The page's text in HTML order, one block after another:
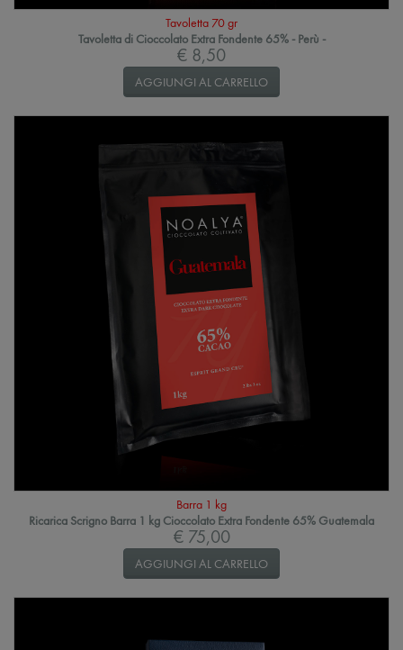
Tavoletta 70 gr
Tavoletta di Cioccolato Extra Fondente 65% - Perù -
€ 8,50
AGGIUNGI AL CARRELLO
Barra 1 kg
Ricarica Scrigno Barra 1 kg Cioccolato Extra Fondente 65% Guatemala
€ 75,00
AGGIUNGI AL CARRELLO